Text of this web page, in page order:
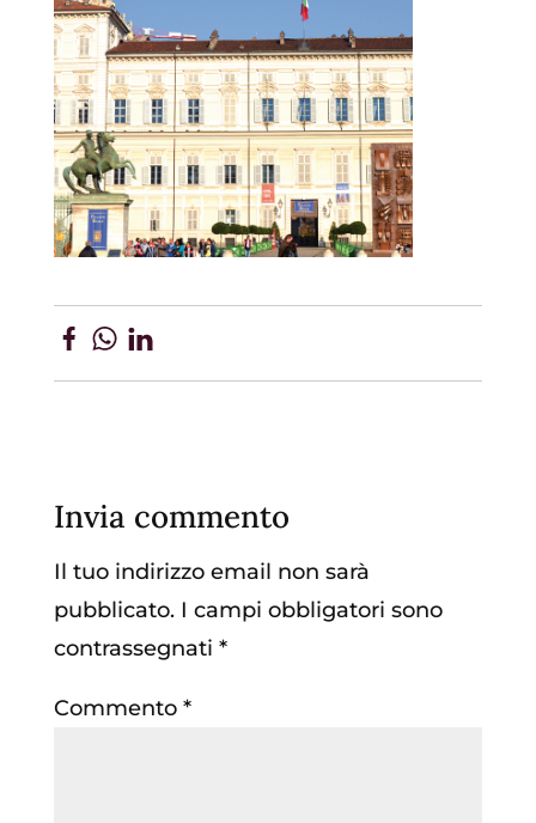
Invia commento
Il tuo indirizzo email non sarà
pubblicato. I campi obbligatori sono
contrassegnati *
Commento *